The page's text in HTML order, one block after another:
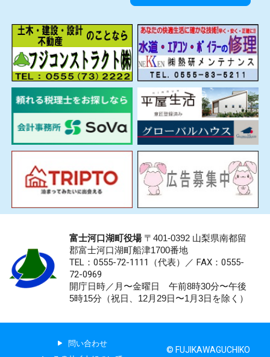
富士河口湖町役場〒401-0392 山梨県南都留
郡富士河口湖町船津1700番地
TEL：0555-72-1111 （代表）／ FAX：0555-
72-0969
開庁日時／月〜金曜日 午前8時30分〜午後
5時15分（祝日、12月29日〜1月3日を除く）
問い合わせ
© FUJIKAWAGUCHIKO